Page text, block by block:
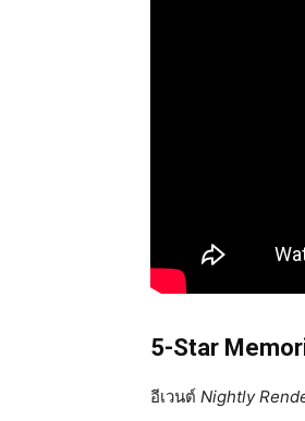
5-Star
อีเวนต์ Nightly